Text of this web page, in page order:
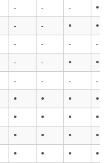
- - - •
- - • •
- - -
-
- - • •
- - -
-
• • • •
• • • •
• • • •
• • • •